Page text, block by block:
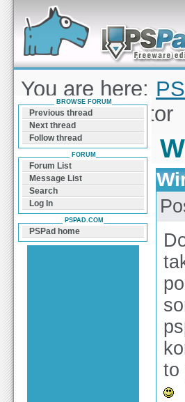
Forum can help you solve problems and
find a solution with PSPad for Microsoft
Windows
You are here:
vs Pspad Editor
to
BROWSE FORUM
Previous thread
Next thread
Follow thread
FORUM
Forum List
Message List
Search
Log In
PSPAD.COM
PSPad home